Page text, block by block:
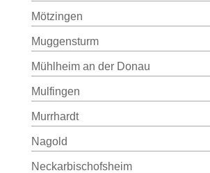
Mötzingen
Muggensturm
Mühlheim an der Donau
Mulfingen
Murrhardt
Nagold
Neckarbischofsheim